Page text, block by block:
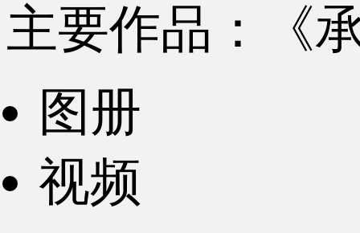
主要作品：《
图册
视频